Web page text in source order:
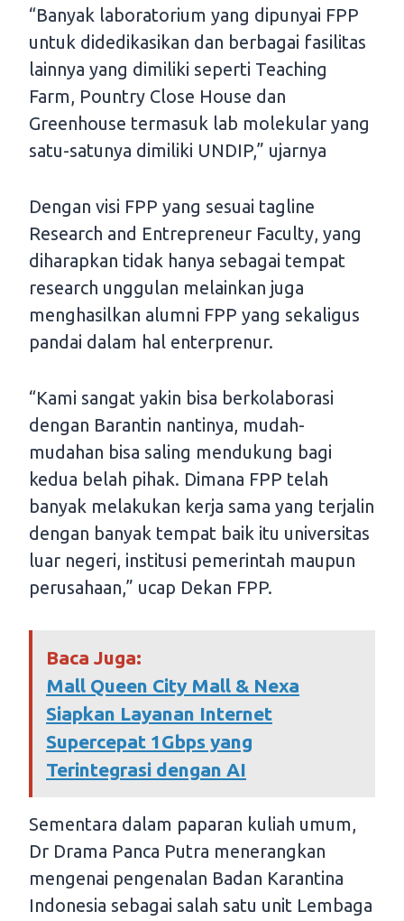
“Banyak laboratorium yang dipunyai FPP
untuk didedikasikan dan berbagai fasilitas
lainnya yang dimiliki seperti Teaching
Farm, Pountry Close House dan
Greenhouse termasuk lab molekular yang
satu-satunya dimiliki UNDIP,” ujarnya
Dengan visi FPP yang sesuai tagline
Research and Entrepreneur Faculty, yang
diharapkan tidak hanya sebagai tempat
research unggulan melainkan juga
menghasilkan alumni FPP yang sekaligus
pandai dalam hal enterprenur.
“Kami sangat yakin bisa berkolaborasi
dengan Barantin nantinya, mudah-
mudahan bisa saling mendukung bagi
kedua belah pihak. Dimana FPP telah
banyak melakukan kerja sama yang terjalin
dengan banyak tempat baik itu universitas
luar negeri, institusi pemerintah maupun
perusahaan,” ucap Dekan FPP.
Baca Juga:
Mall Queen City Mall & Nexa
Siapkan Layanan Internet
Supercepat 1Gbps yang
Terintegrasi dengan AI
Sementara dalam paparan kuliah umum,
Dr Drama Panca Putra menerangkan
mengenai pengenalan Badan Karantina
Indonesia sebagai salah satu unit Lembaga